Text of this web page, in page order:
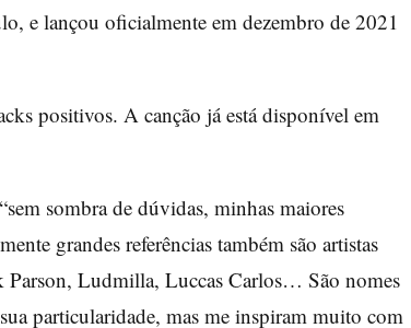
e lançou oficialmente em dezembro de 2021
positivos. A canção já está disponível em
sombra de dúvidas, minhas maiores
grandes referências também são artistas
Ludmilla, Luccas Carlos… São nomes
particularidade, mas me inspiram muito com